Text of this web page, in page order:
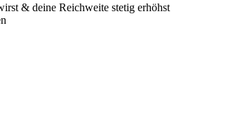
& deine Reichweite stetig erhöhst